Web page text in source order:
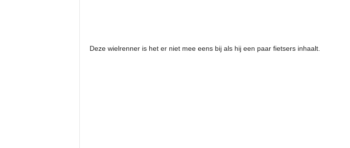
Deze wielrenner is het er niet mee eens bij als hij een paar fietsers inhaalt.